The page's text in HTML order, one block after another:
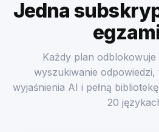
Jedna
Każdy plan
wyszukiwanie
wyjaśnienia AI i pełną
20